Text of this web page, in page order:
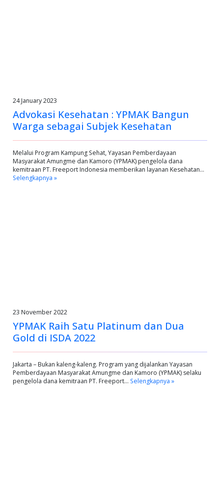
24 January 2023
Advokasi Kesehatan : YPMAK Bangun
Warga sebagai Subjek Kesehatan
Melalui Program Kampung Sehat, Yayasan Pemberdayaan
Masyarakat Amungme dan Kamoro (YPMAK) pengelola dana
kemitraan PT. Freeport Indonesia memberikan layanan Kesehatan…
Selengkapnya »
23 November 2022
YPMAK Raih Satu Platinum dan Dua
Gold di ISDA 2022
Jakarta – Bukan kaleng-kaleng. Program yang dijalankan Yayasan
Pemberdayaan Masyarakat Amungme dan Kamoro (YPMAK) selaku
pengelola dana kemitraan PT. Freeport… Selengkapnya »